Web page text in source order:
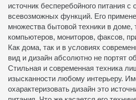
источник бесперебойного питания
всевозможных функций. Его
множества бытовой техники в доме,
компьютеров, мониторов, факсов,
Как дома, так и в условиях
вид и дизайн абсолютно не портят
Стильная и современная техника
изысканности любому интерьеру.
охарактеризовать дизайн это